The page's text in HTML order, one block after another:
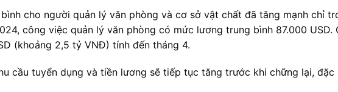
cho người quản lý văn phòng và cơ sở vật chất đã tăng mạnh chỉ
công việc quản lý văn phòng có mức lương trung bình 87.000 USD.
(khoảng 2,5 tỷ VNĐ) tính đến tháng 4.
cầu tuyển dụng và tiền lương sẽ tiếp tục tăng trước khi chững lại,